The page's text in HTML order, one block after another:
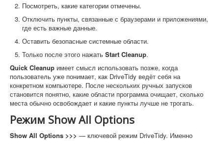
Посмотреть, какие категории отмечены.
Отключить пункты, связанные с браузерами и приложениями,
где есть важные данные.
Оставить безопасные системные области.
Только после этого нажать Start Cleanup.
Quick Cleanup имеет смысл использовать позже, когда
пользователь уже понимает, как DriveTidy ведёт себя на
конкретном компьютере. После нескольких ручных запусков
становится понятно, какие области программа очищает, сколько
места обычно освобождает и какие пункты лучше не трогать.
Режим Show All Options
Show All Options >>> — ключевой режим DriveTidy. Именно